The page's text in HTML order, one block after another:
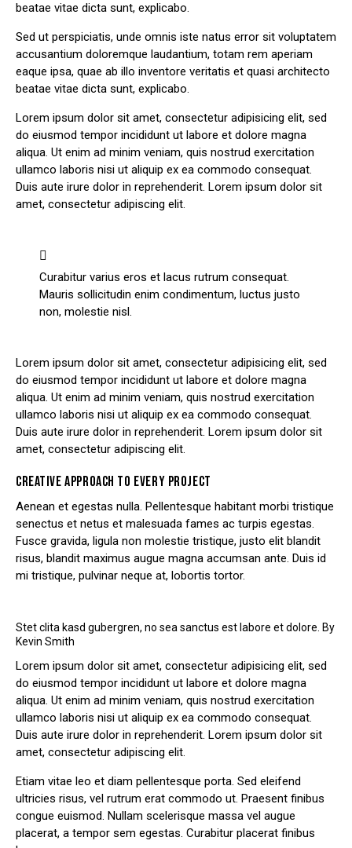
beatae vitae dicta sunt, explicabo.
Sed ut perspiciatis, unde omnis iste natus error sit voluptatem
accusantium doloremque laudantium, totam rem aperiam
eaque ipsa, quae ab illo inventore veritatis et quasi architecto
beatae vitae dicta sunt, explicabo.
Lorem ipsum dolor sit amet, consectetur adipisicing elit, sed
do eiusmod tempor incididunt ut labore et dolore magna
aliqua. Ut enim ad minim veniam, quis nostrud exercitation
ullamco laboris nisi ut aliquip ex ea commodo consequat.
Duis aute irure dolor in reprehenderit. Lorem ipsum dolor sit
amet, consectetur adipiscing elit.
Curabitur varius eros et lacus rutrum consequat.
Mauris sollicitudin enim condimentum, luctus justo
non, molestie nisl.
Lorem ipsum dolor sit amet, consectetur adipisicing elit, sed
do eiusmod tempor incididunt ut labore et dolore magna
aliqua. Ut enim ad minim veniam, quis nostrud exercitation
ullamco laboris nisi ut aliquip ex ea commodo consequat.
Duis aute irure dolor in reprehenderit. Lorem ipsum dolor sit
amet, consectetur adipiscing elit.
CREATIVE APPROACH TO EVERY PROJECT
Aenean et egestas nulla. Pellentesque habitant morbi tristique
senectus et netus et malesuada fames ac turpis egestas.
Fusce gravida, ligula non molestie tristique, justo elit blandit
risus, blandit maximus augue magna accumsan ante. Duis id
mi tristique, pulvinar neque at, lobortis tortor.
Stet clita kasd gubergren, no sea sanctus est labore et dolore. By
Kevin Smith
Lorem ipsum dolor sit amet, consectetur adipisicing elit, sed
do eiusmod tempor incididunt ut labore et dolore magna
aliqua. Ut enim ad minim veniam, quis nostrud exercitation
ullamco laboris nisi ut aliquip ex ea commodo consequat.
Duis aute irure dolor in reprehenderit. Lorem ipsum dolor sit
amet, consectetur adipiscing elit.
Etiam vitae leo et diam pellentesque porta. Sed eleifend
ultricies risus, vel rutrum erat commodo ut. Praesent finibus
congue euismod. Nullam scelerisque massa vel augue
placerat, a tempor sem egestas. Curabitur placerat finibus